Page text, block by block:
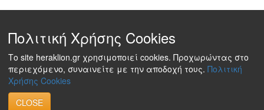
Πολιτική Χρήσης Cookies
Το site heraklion.gr χρησιμοποιεί cookies. Προχωρώντας στο
περιεχόμενο, συναινείτε με την αποδοχή τους. Πολιτική
Χρήσης Cookies
CLOSE